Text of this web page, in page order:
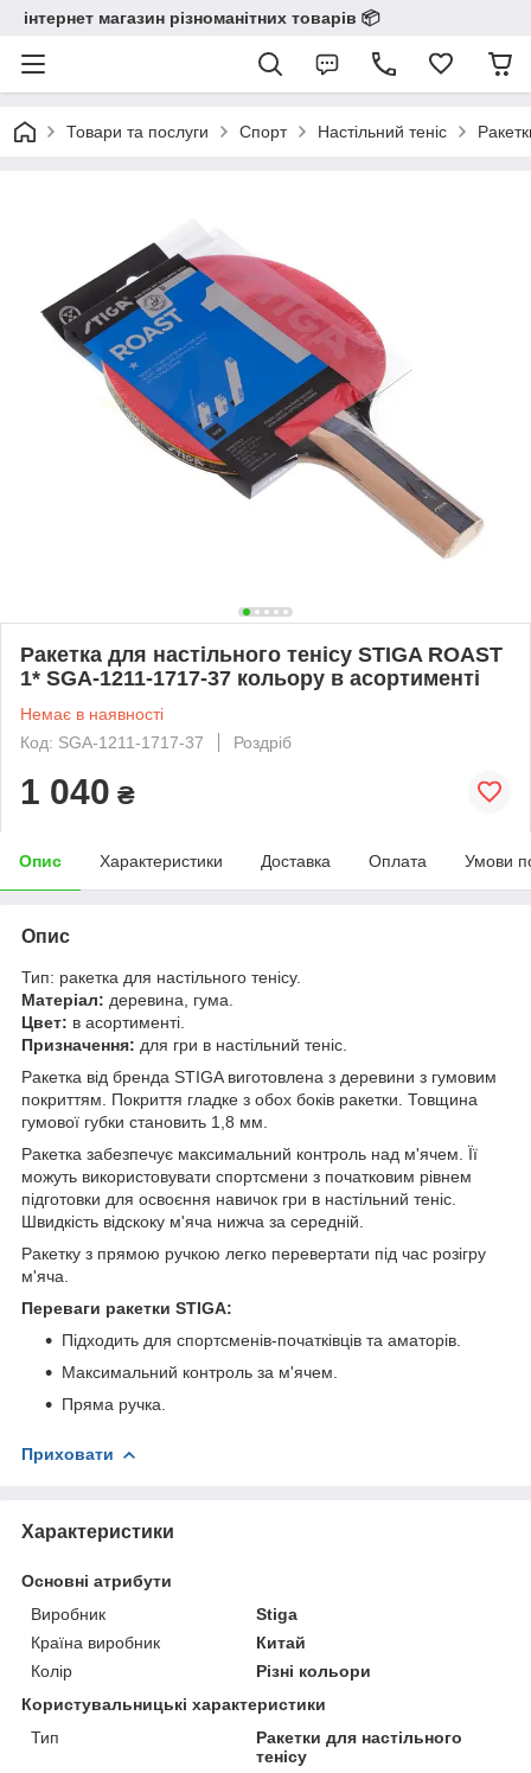
інтернет магазин різноманітних товарів 📦️️️️️️
Товари та послуги Спорт Настільний теніс
Ракетка для настільного тенісу STIGA ROAST
1* SGA-1211-1717-37 кольору в асортименті
Немає в наявності
Код: SGA-1211-1717-37
Роздріб
1 040 ₴
Опис Характеристики Доставка Оплата Умови
Опис
Тип: ракетка для настільного тенісу.
Матеріал: деревина, гума.
Цвет: в асортименті.
Призначення: для гри в настільний теніс.
Ракетка від бренда STIGA виготовлена з деревини з гумовим
покриттям. Покриття гладке з обох боків ракетки. Товщина
гумової губки становить 1,8 мм.
Ракетка забезпечує максимальний контроль над м'ячем. Її
можуть використовувати спортсмени з початковим рівнем
підготовки для освоєння навичок гри в настільний теніс.
Швидкість відскоку м'яча нижча за середній.
Ракетку з прямою ручкою легко перевертати під час розігру
м'яча.
Переваги ракетки STIGA:
Підходить для спортсменів-початківців та аматорів.
Максимальний контроль за м'ячем.
Пряма ручка.
Приховати
Характеристики
Основні атрибути
Виробник
Stiga
Країна виробник
Китай
Колір
Різні кольори
Користувальницькі характеристики
Тип
Ракетки для настільного
тенісу